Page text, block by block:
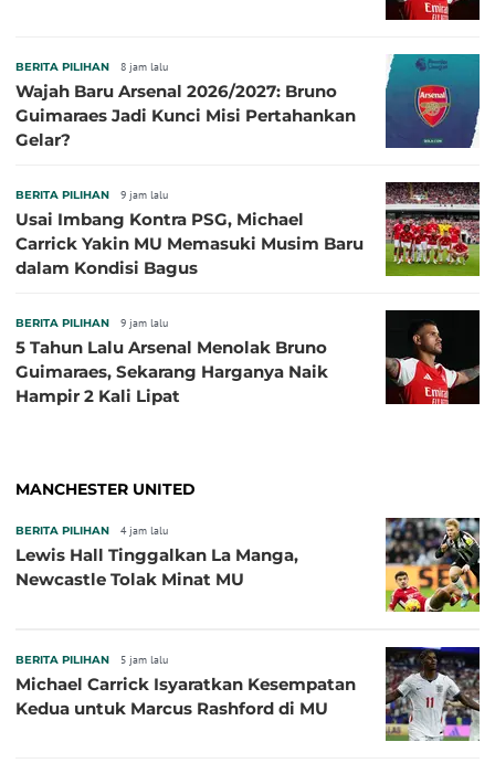
BERITA PILIHAN 8 jam lalu
Wajah Baru Arsenal 2026/2027: Bruno
Guimaraes Jadi Kunci Misi Pertahankan
Gelar?
BERITA PILIHAN 9 jam lalu
Usai Imbang Kontra PSG, Michael
Carrick Yakin MU Memasuki Musim Baru
dalam Kondisi Bagus
BERITA PILIHAN 9 jam lalu
5 Tahun Lalu Arsenal Menolak Bruno
Guimaraes, Sekarang Harganya Naik
Hampir 2 Kali Lipat
MANCHESTER UNITED
BERITA PILIHAN 4 jam lalu
Lewis Hall Tinggalkan La Manga,
Newcastle Tolak Minat MU
BERITA PILIHAN 5 jam lalu
Michael Carrick Isyaratkan Kesempatan
Kedua untuk Marcus Rashford di MU